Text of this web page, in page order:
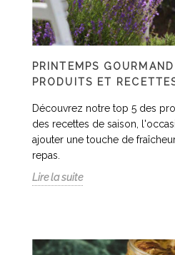
PRINTEMPS
PRODUITS ET
Découvrez notre top 5 des
des recettes de saison,
ajouter une touche de
repas.
Lire la suite